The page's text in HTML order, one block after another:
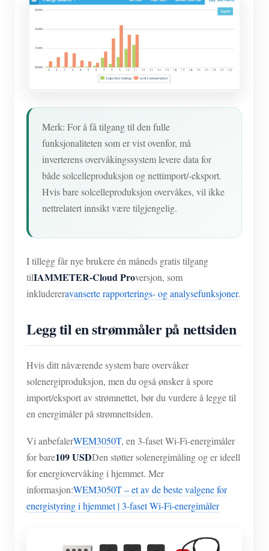
Merk: For å få tilgang til den fulle
funksjonaliteten som er vist ovenfor, må
inverterens overvåkingssystem levere data for
både solcelleproduksjon og nettimport/-eksport.
Hvis bare solcelleproduksjon overvåkes, vil ikke
nettrelatert innsikt være tilgjengelig.
I tillegg får nye brukere én måneds gratis tilgang
tilIAMMETER-Cloud Proversjon, som
inkludereravanserte rapporterings- og analysefunksjoner.
Legg til en strømmåler på nettsiden
Hvis ditt nåværende system bare overvåker
solenergiproduksjon, men du også ønsker å spore
import/eksport av strømnettet, bør du vurdere å legge til
en energimåler på strømnettsiden.
Vi anbefalerWEM3050T, en 3-faset Wi-Fi-energimåler
for bare109 USDDen støtter solenergimåling og er ideell
for energiovervåking i hjemmet. Mer
informasjon:WEM3050T – et av de beste valgene for
energistyring i hjemmet | 3-faset Wi-Fi-energimåler